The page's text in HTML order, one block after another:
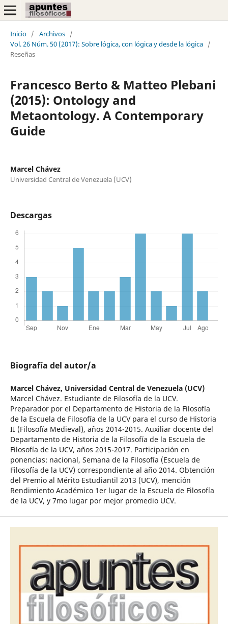
Inicio / Archivos /
Vol. 26 Núm. 50 (2017): Sobre lógica, con lógica y desde la lógica /
Reseñas
Francesco Berto & Matteo Plebani
(2015): Ontology and
Metaontology. A Contemporary
Guide
Marcel Chávez
Universidad Central de Venezuela (UCV)
Descargas
Biografía del autor/a
Marcel Chávez, Universidad Central de Venezuela (UCV)
Marcel Chávez. Estudiante de Filosofía de la UCV.
Preparador por el Departamento de Historia de la Filosofía
de la Escuela de Filosofía de la UCV para el curso de Historia
II (Filosofía Medieval), años 2014-2015. Auxiliar docente del
Departamento de Historia de la Filosofía de la Escuela de
Filosofía de la UCV, años 2015-2017. Participación en
ponencias: nacional, Semana de la Filosofía (Escuela de
Filosofía de la UCV) correspondiente al año 2014. Obtención
del Premio al Mérito Estudiantil 2013 (UCV), mención
Rendimiento Académico 1er lugar de la Escuela de Filosofía
de la UCV, y 7mo lugar por mejor promedio UCV.